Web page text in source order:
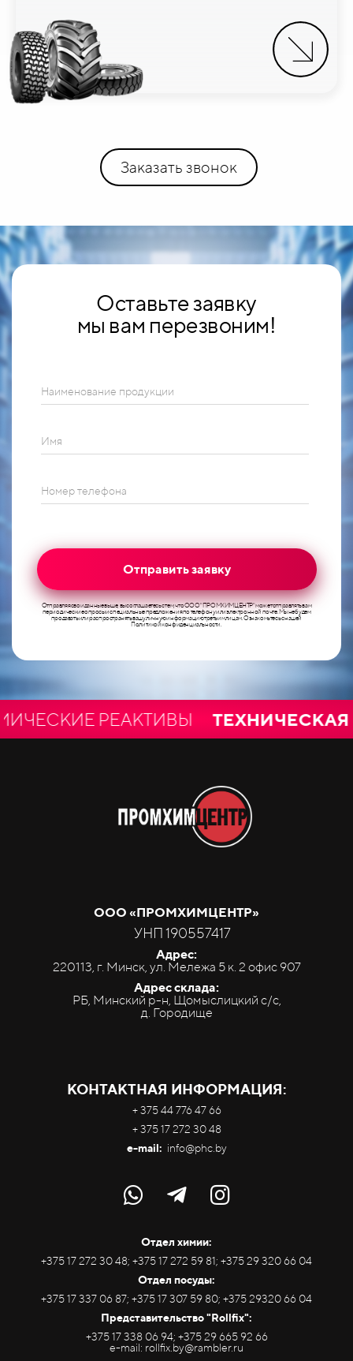
Заказать звонок
Оставьте заявку
мы вам перезвоним!
Наименование продукции
Имя
Номер телефона
Отправить заявку
Отправляя свои данные выше, вы соглашаетесь с тем, что ООО "ПРОМХИМЦЕНТР" может отправлять вам
периодические опросы и специальные предложения по телефону или электронной почте. Мы не будем
продавать или распространять вашу личную информацию третьим лицам. Ознакомьтесь с нашей
Политикой конфиденциальности.
РЕАКТИВЫТЕХНИЧЕСКАЯ И
ООО «ПРОМХИМЦЕНТР»
УНП 190557417
Адрес:
220113, г. Минск, ул. Мележа 5 к. 2 офис 907
Адрес склада:
РБ, Минский р-н, Щомыслицкий с/с,
д. Городище
КОНТАКТНАЯ ИНФОРМАЦИЯ:
+ 375 44 776 47 66
+ 375 17 272 30 48
e-mail: info@phc.by
Отдел химии:
+375 17 272 30 48; +375 17 272 59 81; +375 29 320 66 04
Отдел посуды:
+375 17 337 06 87; +375 17 307 59 80; +375 29320 66 04
Представительство "Rollfix":
+375 17 338 06 94; +375 29 665 92 66
e-mail: rollfix.by@rambler.ru